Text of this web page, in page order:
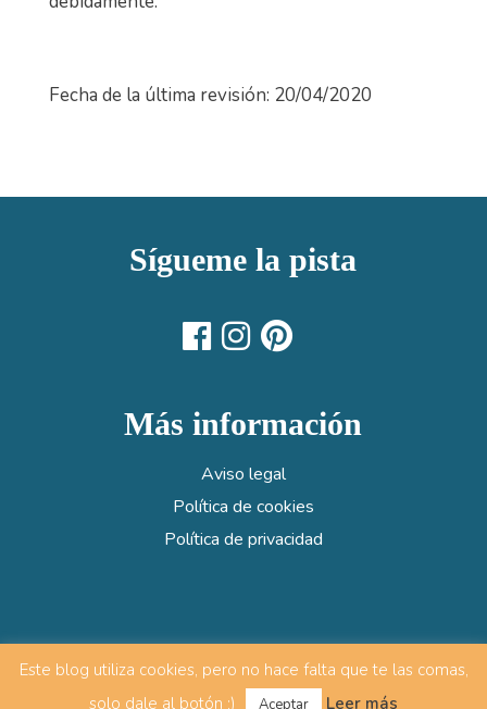
Fecha de la última revisión: 20/04/2020
Sígueme la pista
Más información
Aviso legal
Política de cookies
Política de privacidad
© Eventiara | Diseñado y desarrollado porLidime
Este blog utiliza cookies, pero no hace falta que te las comas,
solo dale al botón ;)
Aceptar Leer más